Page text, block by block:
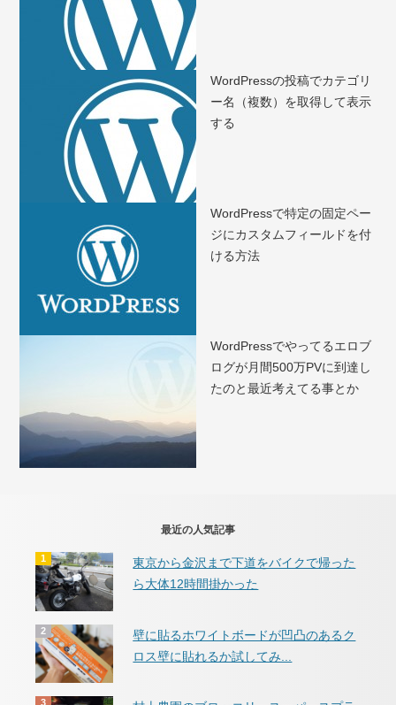
WordPressの投稿でカテゴリ
ー名（複数）を取得して表示
する
WordPressで特定の固定ペー
ジにカスタムフィールドを付
ける方法
WordPressでやってるエロブ
ログが月間500万PVに到達し
たのと最近考えてる事とか
最近の人気記事
東京から金沢まで下道をバイクで帰った
ら大体12時間掛かった
壁に貼るホワイトボードが凹凸のあるク
ロス壁に貼れるか試してみ...